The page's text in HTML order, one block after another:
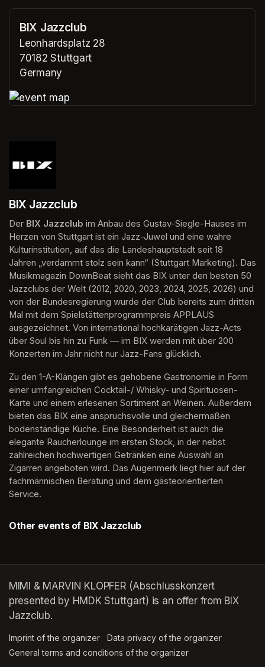
BIX Jazzclub
Leonhardsplatz 28
70182 Stuttgart
Germany
BIX Jazzclub
Der BIX Jazzclub im Anbau des Gustav-Siegle-Hauses im
Herzen von Stuttgart ist ein Jazz-Juwel und eine wahre
Kulturinstitution, auf das die Landeshauptstadt seit 18
Jahren „verdammt stolz sein kann“ (Stuttgart Marketing). Das
Musikmagazin DownBeat sieht das BIX unter den besten 50
Jazzclubs der Welt (2012, 2020, 2023, 2024, 2025, 2026) und
von der Bundesregierung wurde der Club bereits zum dritten
Mal mit dem Spielstättenprogrammpreis APPLAUS
ausgezeichnet. Von international hochkarätigen Jazz-Acts
über Soul bis hin zu Funk — im BIX werden mit über 200
Konzerten im Jahr nicht nur Jazz-Fans glücklich.
Zu den 1-A-Klängen gibt es gehobene Gastronomie in Form
einer umfangreichen Cocktail-/ Whisky- und Spirituosen-
Karte und einem erlesenen Sortiment an Weinen. Außerdem
bieten das BIX eine anspruchsvolle und gleichermaßen
bodenständige Küche. Eine Besonderheit ist auch die
elegante Raucherlounge im ersten Stock, in der nebst
zahlreichen hochwertigen Getränken eine Auswahl an
Zigarren angeboten wird. Das Augenmerk liegt hier auf der
fachmännischen Beratung und dem gästeorientierten
Service.
Other events of BIX Jazzclub
MIMI & MARVIN KLOPFER (Abschlusskonzert
presented by HMDK Stuttgart) is an offer from BIX
Jazzclub.
Imprint of the organizer (opens in a new tab)
Data privacy of the organizer
General terms and conditions of the organizer